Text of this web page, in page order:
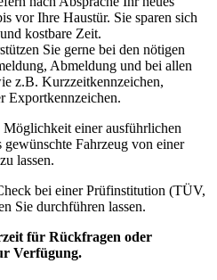
vor Ihre Haustür. Sie sparen sich
kostbare Zeit.
Sie gerne bei den nötigen
Abmeldung und bei allen
z.B. Kurzzeitkennzeichen,
Exportkennzeichen.
einer ausführlichen
gewünschte Fahrzeug von einer
lassen.
bei einer Prüfinstitution (TÜV,
Sie durchführen lassen.
für Rückfragen oder
Verfügung.